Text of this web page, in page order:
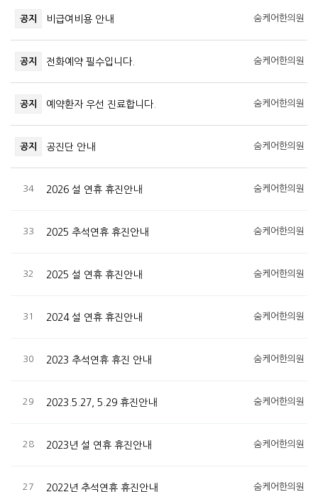
공지 비급여비용 안내 숨케어한의원
공지 전화예약 필수입니다. 숨케어한의원
공지 예약환자 우선 진료합니다. 숨케어한의원
공지 공진단 안내 숨케어한의원
34 2026 설 연휴 휴진안내 숨케어한의원
33 2025 추석연휴 휴진안내 숨케어한의원
32 2025 설 연휴 휴진안내 숨케어한의원
31 2024 설 연휴 휴진안내 숨케어한의원
30 2023 추석연휴 휴진 안내 숨케어한의원
29 2023.5.27, 5.29 휴진안내 숨케어한의원
28 2023년 설 연휴 휴진안내 숨케어한의원
27 2022년 추석연휴 휴진안내 숨케어한의원